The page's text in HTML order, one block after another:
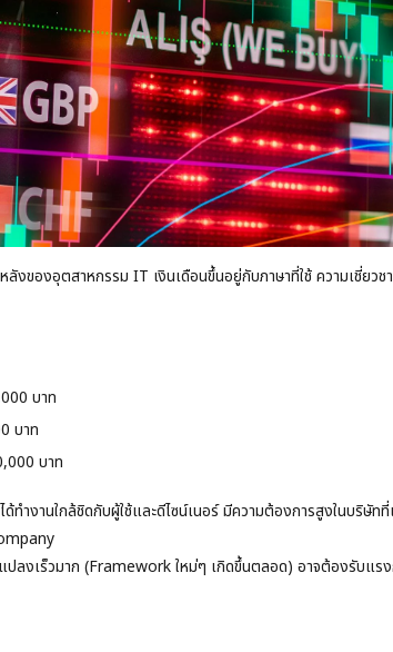
ของอุตสาหกรรม IT เงินเดือนขึ้นอยู่กับภาษาที่ใช้ ความเชี่ยวช
บาท
บาท
บาท
ด้ทำงานใกล้ชิดกับผู้ใช้และดีไซน์เนอร์ มีความต้องการสูงในบริษั
ปลงเร็วมาก (Framework ใหม่ๆ เกิดขึ้นตลอด) อาจต้องรับแร